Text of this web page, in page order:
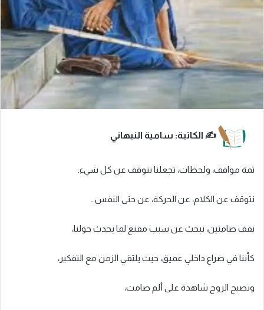
✍️ الكاتبة: سامية النبهاني
ثمة مواقف، ولحظات، تجعلنا نتوقف عن كل شيء.
نتوقف عن الكلام، عن الحركة، عن حتى النفس…
نقف صامتين، نبحث عن سبب مقنع لما يحدث حولنا،
كأننا في صراع داخلي عميق، حيث يلتقي الزمن مع التفكير،
وتصبح الروح شاهدة على ألم صامت،